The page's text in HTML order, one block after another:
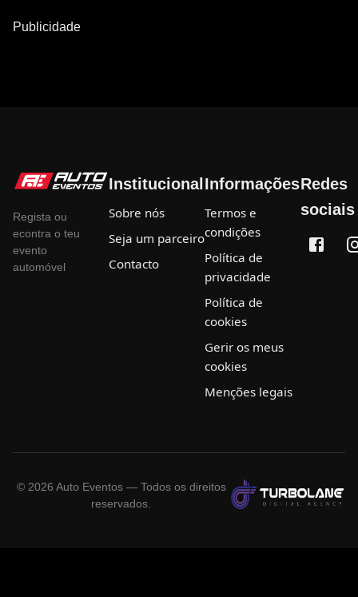
Publicidade
Regista ou
econtra o teu
evento
automóvel
Institucional
Sobre nós
Seja um parceiro
Contacto
Informações
Termos e
condições
Política de
privacidade
Política de
cookies
Gerir os meus
cookies
Menções legais
Redes
sociais
© 2026 Auto Eventos — Todos os direitos
reservados.